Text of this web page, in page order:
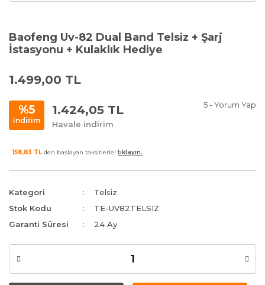
Baofeng Uv-82 Dual Band Telsiz + Şarj
İstasyonu + Kulaklık Hediye
1.499,00 TL
%5
indirim
1.424,05 TL
Havale indirim
5 - Yorum Yap
158,83 TL den başlayan taksitlerle! tıklayın.
Kategori
Telsiz
Stok Kodu
TE-UV82TELSIZ
Garanti Süresi
24 Ay